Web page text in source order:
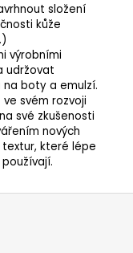
složení
kůže
výrobními
udržovat
na boty a emulzí.
svém rozvoji
své zkušenosti
nových
které lépe